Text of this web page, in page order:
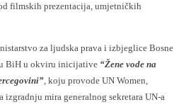
filmskih prezentacija, umjetničkih
za ljudska prava i izbjeglice Bosne
BiH u okviru inicijative “Žene vode na
, koju provode UN Women,
izgradnju mira generalnog sekretara UN-a